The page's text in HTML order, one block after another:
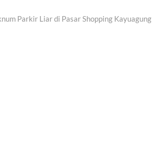
Parkir Liar di Pasar Shopping Kayuagung